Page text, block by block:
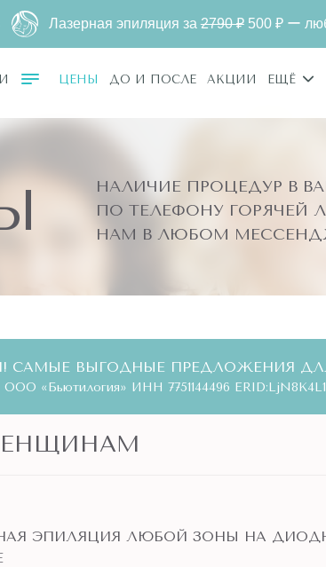
ЦЕНЫ ДО И ПОСЛЕ АКЦИИ ЕЩЁ
НАЛИЧИЕ ПРОЦЕДУР В
ПО ТЕЛЕФОНУ
НАМ В ЛЮБОМ
САМЫЕ ВЫГОДНЫЕ ПРЕДЛОЖЕНИЯ
ООО «Бьютилогия» ИНН 7751144496
ЭПИЛЯЦИЯ ЛЮБОЙ ЗОНЫ НА
эпиляция за2790 ₽500 ₽ ー любая зона.